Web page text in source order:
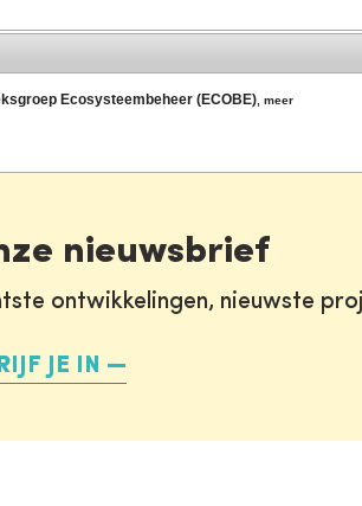
Ecosysteembeheer (ECOBE) ,meer
nieuwsbrief
ontwikkelingen, nieuwste
JE IN